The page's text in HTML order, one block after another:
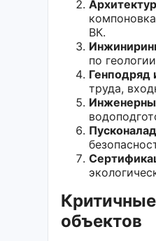
ВК.
по
Генподряд
труда,
объектов